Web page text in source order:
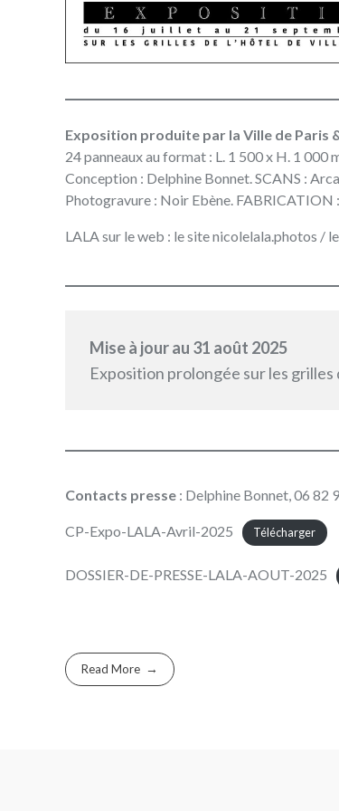
Exposition produite par la Ville de Paris
24 panneaux au format : L. 1 500 x H. 1 000
Conception : Delphine Bonnet. SCANS :
Photogravure : Noir Ebène. FABRICATION
LALA sur le web : lesite nicolelala.photos /
Mise à jour au 31 août 2025
Exposition prolongée sur les
Contacts presse : Delphine Bonnet, 06 82
CP-Expo-LALA-Avril-2025 Télécharger
DOSSIER-DE-PRESSE-LALA-AOUT-2025
Read More